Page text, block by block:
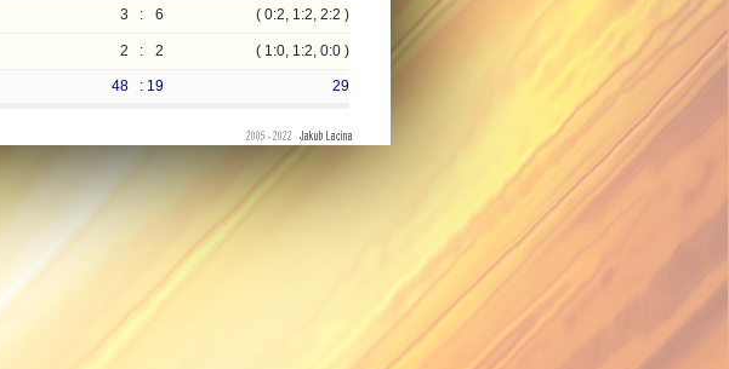
3 : 6 ( 0:2, 1:2, 2:2 )
2 : 2 ( 1:0, 1:2, 0:0 )
48 : 19 29